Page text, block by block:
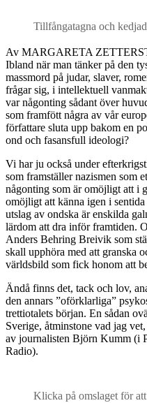
Tillfångatagna och
Av MARGARETA
Ibland när man tänker på den
massmord på judar, slaver,
frågar sig, i intellektuell
var någonting sådant över
som framfött några av vår
författare sluta upp bakom en
ond och fasansfull ideologi?
Vi har ju också under
som framställer nazismen som
någonting som är omöjligt att i
omöjligt att känna igen i
utslag av ondska är enskilda
lärdom att dra inför framtiden.
Anders Behring Breivik som
skall upphöra med att granska
världsbild som fick honom att
Ändå finns det, tack och lov,
den annars ”oförklarliga”
trettiotalets början. En sådan
Sverige, åtminstone vad jag
av journalisten Björn Kumm (i
Radio).
Klicka på omslaget för att